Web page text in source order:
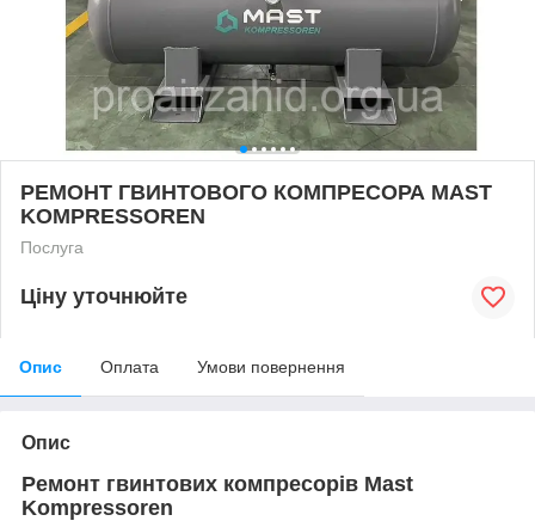
РЕМОНТ ГВИНТОВОГО КОМПРЕСОРА MAST
KOMPRESSOREN
Послуга
Ціну уточнюйте
Опис Оплата Умови повернення
Опис
Ремонт гвинтових компресорів Mast
Kompressoren